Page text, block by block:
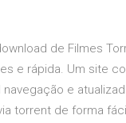
de Filmes
e rápida. Um site
e
torrent de forma